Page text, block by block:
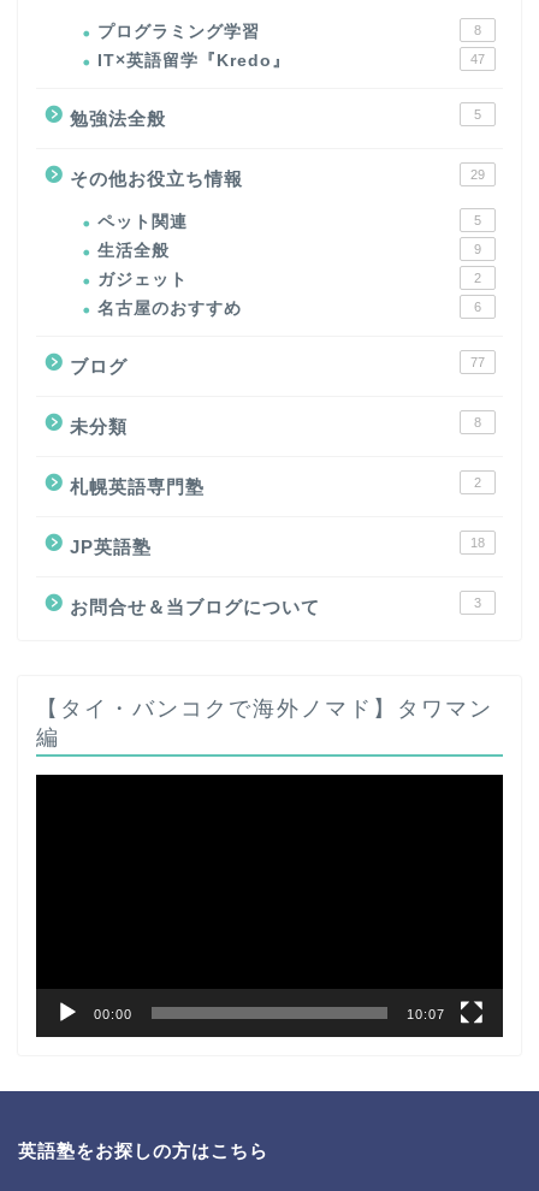
プログラミング学習 8
IT×英語留学『Kredo』 47
勉強法全般 5
その他お役立ち情報 29
ペット関連 5
生活全般 9
ガジェット 2
名古屋のおすすめ 6
ブログ 77
未分類 8
札幌英語専門塾 2
JP英語塾 18
お問合せ＆当ブログについて 3
【タイ・バンコクで海外ノマド】タワマン
編
00:00 10:07
英語塾をお探しの方はこちら